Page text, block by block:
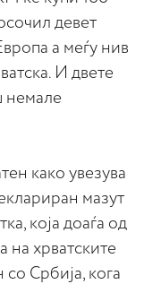
девет
а меѓу нив
И двете
немале
како увезува
мазут
која доаѓа од
на хрватските
Србија, кога